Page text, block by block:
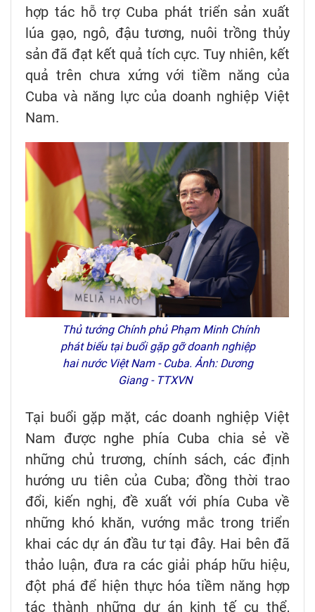
hợp tác hỗ trợ Cuba phát triển sản xuất
lúa gạo, ngô, đậu tương, nuôi trồng thủy
sản đã đạt kết quả tích cực. Tuy nhiên, kết
quả trên chưa xứng với tiềm năng của
Cuba và năng lực của doanh nghiệp Việt
Nam.
Thủ tướng Chính phủ Phạm Minh Chính
phát biểu tại buổi gặp gỡ doanh nghiệp
hai nước Việt Nam - Cuba. Ảnh: Dương
Giang - TTXVN
Tại buổi gặp mặt, các doanh nghiệp Việt
Nam được nghe phía Cuba chia sẻ về
những chủ trương, chính sách, các định
hướng ưu tiên của Cuba; đồng thời trao
đổi, kiến nghị, đề xuất với phía Cuba về
những khó khăn, vướng mắc trong triển
khai các dự án đầu tư tại đây. Hai bên đã
thảo luận, đưa ra các giải pháp hữu hiệu,
đột phá để hiện thực hóa tiềm năng hợp
tác thành những dự án kinh tế cụ thể,